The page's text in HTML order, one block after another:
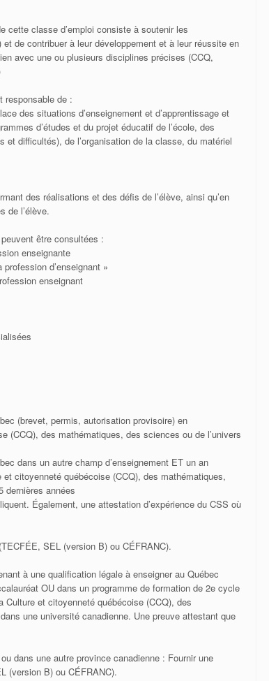
cette classe d’emploi consiste à soutenir les
de contribuer à leur développement et à leur réussite en
avec une ou plusieurs disciplines précises (CCQ,
responsable de :
des situations d’enseignement et d’apprentissage et
d’études et du projet éducatif de l’école, des
difficultés), de l’organisation de la classe, du matériel
des réalisations et des défis de l’élève, ainsi qu’en
de l’élève.
être consultées :
enseignante
d’enseignant »
enseignant
(brevet, permis, autorisation provisoire) en
(CCQ), des mathématiques, des sciences ou de l’univers
dans un autre champ d’enseignement ET un an
citoyenneté québécoise (CCQ), des mathématiques,
dernières années
Également, une attestation d’expérience du CSS où
SEL (version B) ou CÉFRANC).
à une qualification légale à enseigner au Québec
OU dans un programme de formation de 2e cycle
et citoyenneté québécoise (CCQ), des
une université canadienne. Une preuve attestant que
dans une autre province canadienne : Fournir une
(version B) ou CÉFRANC).